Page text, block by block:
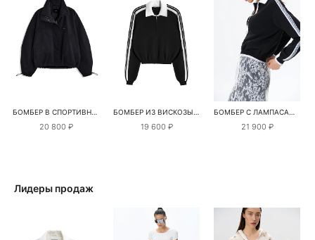
БОМБЕР В СПОРТИВНОМ СТИЛЕ С ВОРОТНИКОМ-СТОЙКОЙ
20 800 ₽
БОМБЕР ИЗ ВИСКОЗЫ С ОТЛОЖНЫМ ВОРОТНИКОМ
19 600 ₽
БОМБЕР С ЛАМПАСАМИ И КРУЖЕВОМ
21 900 ₽
Лидеры продаж